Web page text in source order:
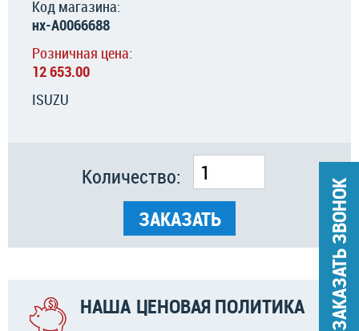
Код магазина:
нх-А0066688
Розничная цена:
12 653.00
ISUZU
Количество:
ЗАКАЗАТЬ
НАША ЦЕНОВАЯ ПОЛИТИКА ЗАКАЗАТЬ ЗВОНОК